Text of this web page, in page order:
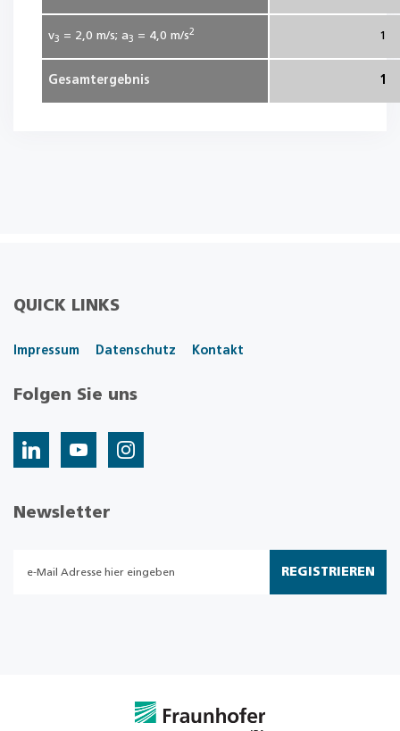
v3 = 2,0m/s; a3 = 4,0m/s2 1
Gesamtergebnis 1
QUICK LINKS
Impressum Datenschutz Kontakt
Folgen Sie uns
Newsletter
REGISTRIEREN